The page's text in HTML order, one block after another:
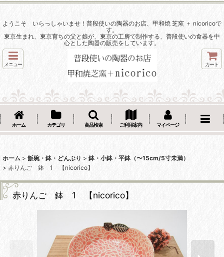
ようこそ いらっしゃいませ！普段使いの陶器のお店、甲和焼 芝窯 ＋ nicoricoで
す。
東京生まれ、東京育ちの父と娘が、東京の工房で制作する、普段使いの食器を中
心とした陶器の販売をしています。
メニュー カート
ホーム カテゴリ 商品検索 ご利用案内 マイページ
ホーム > 飯碗・鉢・どんぶり > 鉢・小鉢・平鉢（〜15cm/5寸未満）
> 赤りんご 鉢 1 【nicorico】
赤りんご 鉢 1 【nicorico】